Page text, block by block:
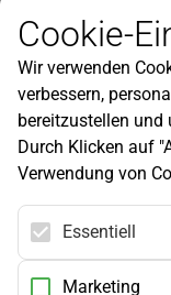
Newsletter
Infos zu neuen
unserem Newsletter!
Jetzt anmelden
Hilfe
Kundenservice
Widerrufsbelehrung
Versandkosten
Cookie-
Wir verwenden
verbessern,
bereitzustellen und
Durch Klicken auf
Verwendung von
Essentiell
Marketing